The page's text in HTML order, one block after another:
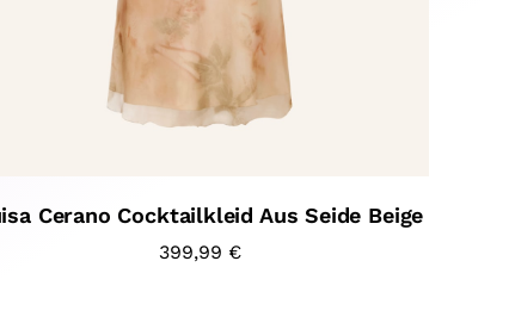
Cerano Cocktailkleid Aus Seide Beige
399,99 €